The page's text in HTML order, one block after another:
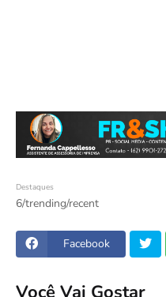
Destaques
6/trending/recent
Facebook